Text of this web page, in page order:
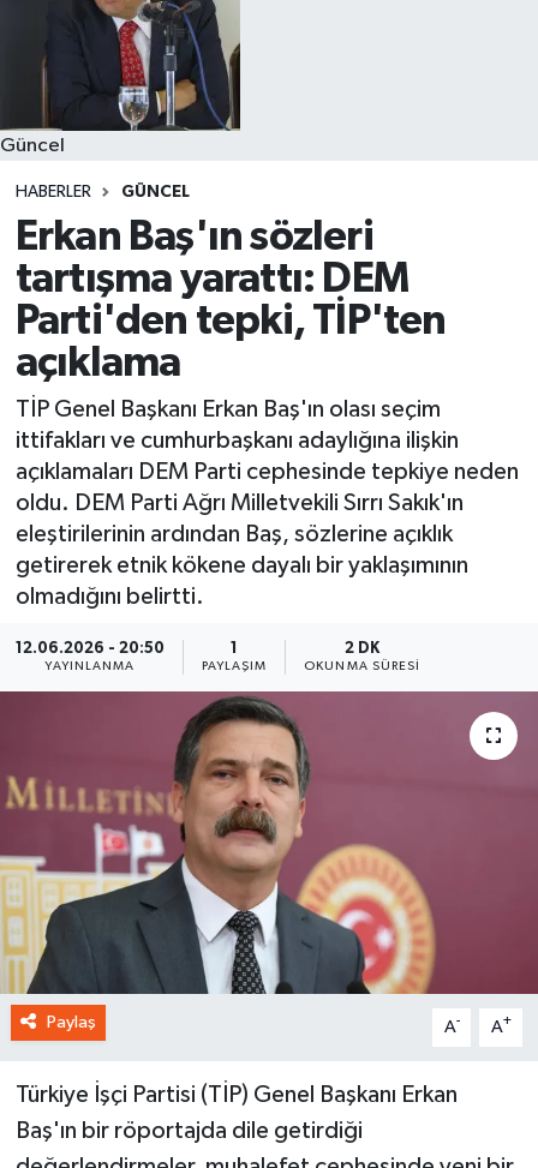
Güncel
HABERLER GÜNCEL
Erkan Baş'ın sözleri
tartışma yarattı: DEM
Parti'den tepki, TİP'ten
açıklama
TİP Genel Başkanı Erkan Baş'ın olası seçim
ittifakları ve cumhurbaşkanı adaylığına ilişkin
açıklamaları DEM Parti cephesinde tepkiye neden
oldu. DEM Parti Ağrı Milletvekili Sırrı Sakık'ın
eleştirilerinin ardından Baş, sözlerine açıklık
getirerek etnik kökene dayalı bir yaklaşımının
olmadığını belirtti.
12.06.2026 - 20:50
YAYINLANMA
1
PAYLAŞIM
2 DK
OKUNMA SÜRESI
Paylaş A- A+
Türkiye İşçi Partisi (TİP) Genel Başkanı Erkan
Baş'ın bir röportajda dile getirdiği